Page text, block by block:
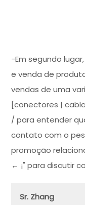
-Em segundo
e venda de
vendas de uma
[conectores |
/ para entender
contato com o
promoção
← ¡" para discutir
Sr. Zhang